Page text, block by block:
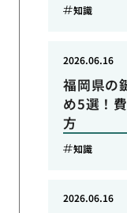
知識
福岡県の
め5選！
方
2026.06.16
知識
2026.06.16